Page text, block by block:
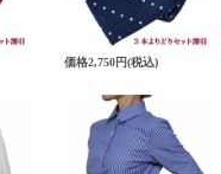
価格2,750円(税込)